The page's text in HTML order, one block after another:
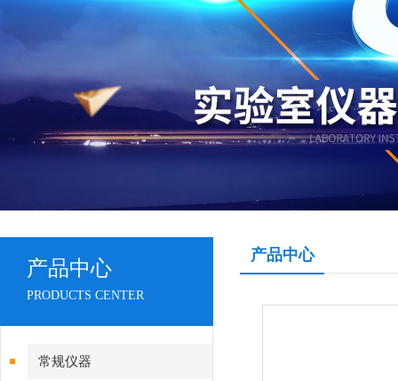
产品中心
PRODUCTS CENTER
常规仪器
产品中心